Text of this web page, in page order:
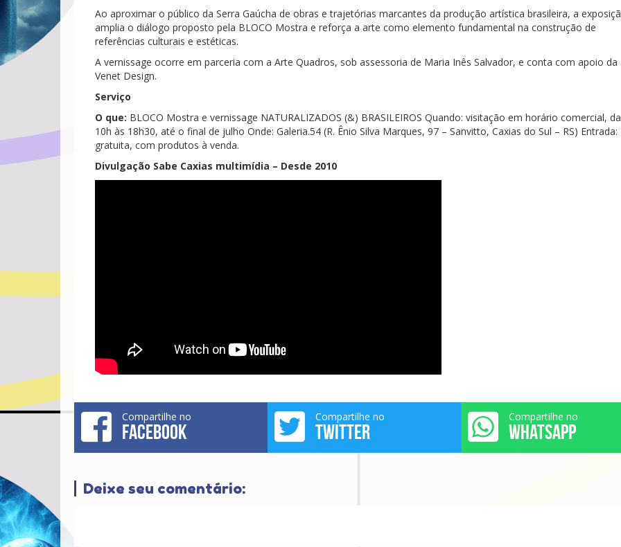
Ao aproximar o público da Serra Gaúcha de obras e trajetórias marcantes da produção artística brasileira, a
amplia o diálogo proposto pela BLOCO Mostra e reforça a arte como elemento fundamental na construção de
referências culturais e estéticas.
A vernissage ocorre em parceria com a Arte Quadros, sob assessoria de Maria Inês Salvador, e conta com apoio da
Venet Design.
Serviço
O que: BLOCO Mostra e vernissage NATURALIZADOS (&) BRASILEIROS Quando: visitação em horário comercial,
10h às 18h30, até o final de julho Onde: Galeria.54 (R. Ênio Silva Marques, 97 – Sanvitto, Caxias do Sul – RS) Entrada:
gratuita, com produtos à venda.
Divulgação Sabe Caxias multimídia – Desde 2010
Compartilhe no
FACEBOOK
Compartilhe no
TWITTER
Compartilhe no
WHATSAPP
Deixe seu comentário: